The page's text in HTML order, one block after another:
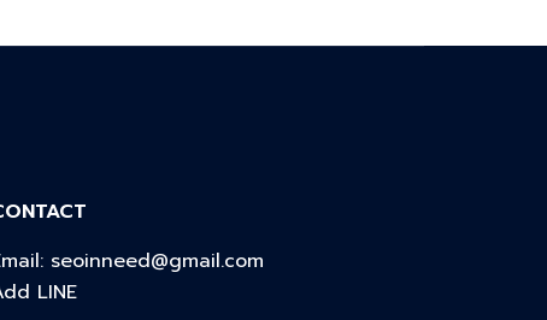
seoinneed@gmail.com
LINE